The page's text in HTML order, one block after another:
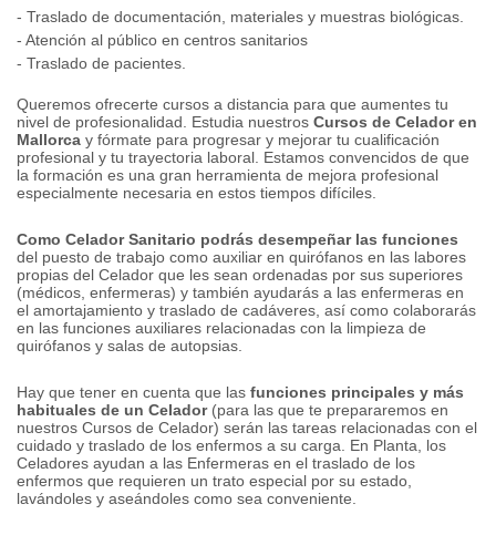
- Traslado de documentación, materiales y muestras biológicas.
- Atención al público en centros sanitarios
- Traslado de pacientes.
Queremos ofrecerte cursos a distancia para que aumentes tu
nivel de profesionalidad. Estudia nuestros Cursos de Celador en
Mallorca y fórmate para progresar y mejorar tu cualificación
profesional y tu trayectoria laboral. Estamos convencidos de que
la formación es una gran herramienta de mejora profesional
especialmente necesaria en estos tiempos difíciles.
Como Celador Sanitario podrás desempeñar las funciones
del puesto de trabajo como auxiliar en quirófanos en las labores
propias del Celador que les sean ordenadas por sus superiores
(médicos, enfermeras) y también ayudarás a las enfermeras en
el amortajamiento y traslado de cadáveres, así como colaborarás
en las funciones auxiliares relacionadas con la limpieza de
quirófanos y salas de autopsias.
Hay que tener en cuenta que las funciones principales y más
habituales de un Celador(para las que te prepararemos en
nuestros Cursos de Celador) serán las tareas relacionadas con el
cuidado y traslado de los enfermos a su carga. En Planta, los
Celadores ayudan a las Enfermeras en el traslado de los
enfermos que requieren un trato especial por su estado,
lavándoles y aseándoles como sea conveniente.